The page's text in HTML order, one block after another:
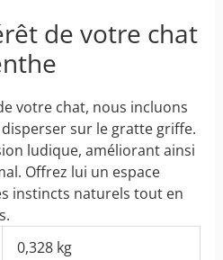
de votre chat
votre chat, nous incluons
sur le gratte griffe.
ludique, améliorant ainsi
Offrez lui un espace
instincts naturels tout en
0,328 kg